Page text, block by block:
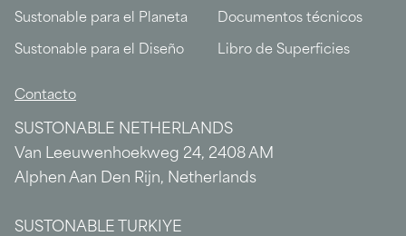
Sustonable para el Planeta
Sustonable para el Diseño
Documentos técnicos
Libro de Superficies
Contacto
SUSTONABLE NETHERLANDS
Van Leeuwenhoekweg 24, 2408 AM
Alphen Aan Den Rijn, Netherlands
SUSTONABLE TURKIYE